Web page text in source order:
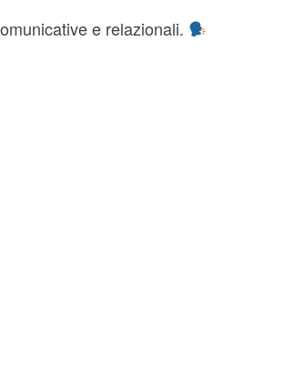
e relazionali.